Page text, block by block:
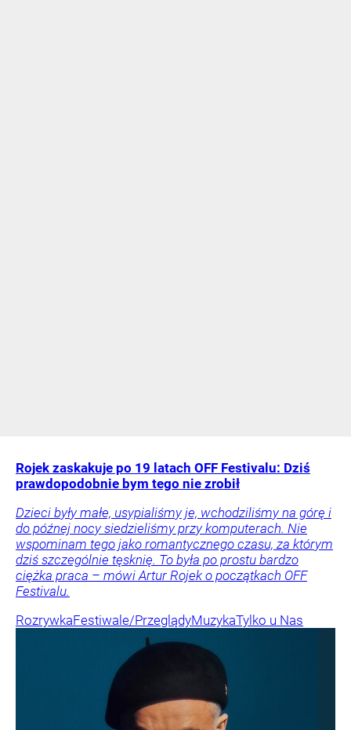
Rojek zaskakuje po 19 latach OFF Festivalu: Dziś
prawdopodobnie bym tego nie zrobił
Dzieci były małe, usypialiśmy je, wchodziliśmy na górę i
do późnej nocy siedzieliśmy przy komputerach. Nie
wspominam tego jako romantycznego czasu, za którym
dziś szczególnie tęsknię. To była po prostu bardzo
ciężka praca – mówi Artur Rojek o początkach OFF
Festivalu.
RozrywkaFestiwale/PrzeglądyMuzykaTylko u Nas